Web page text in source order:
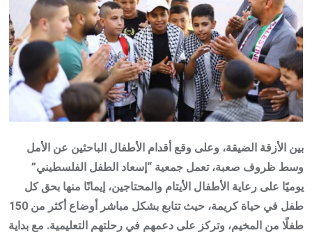
بين الأزقة الضيقة، وعلى وقع أقدام الأطفال الباحثين عن الأمل
وسط ظروف صعبة، تعمل جمعية “إسعاد الطفل الفلسطيني”
يوميًا على رعاية الأطفال الأيتام والمحتاجين، إيمانًا منها بحق كل
طفل في حياة كريمة، حيث تتابع بشكل مباشر أوضاع أكثر من 150
طفلًا من المخيم، وتركز على دعمهم في رحلتهم التعليمية. مع بداية